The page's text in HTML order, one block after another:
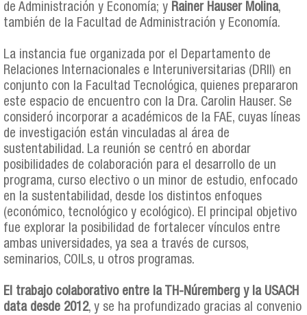
de Administración y Economía; y Rainer Hauser Molina,
también de la Facultad de Administración y Economía.
La instancia fue organizada por el Departamento de
Relaciones Internacionales e Interuniversitarias (DRII) en
conjunto con la Facultad Tecnológica, quienes prepararon
este espacio de encuentro con la Dra. Carolin Hauser. Se
consideró incorporar a académicos de la FAE, cuyas líneas
de investigación están vinculadas al área de
sustentabilidad. La reunión se centró en abordar
posibilidades de colaboración para el desarrollo de un
programa, curso electivo o un minor de estudio, enfocado
en la sustentabilidad, desde los distintos enfoques
(económico, tecnológico y ecológico). El principal objetivo
fue explorar la posibilidad de fortalecer vínculos entre
ambas universidades, ya sea a través de cursos,
seminarios, COILs, u otros programas.
El trabajo colaborativo entre la TH-Núremberg y la USACH
data desde 2012, y se ha profundizado gracias al convenio